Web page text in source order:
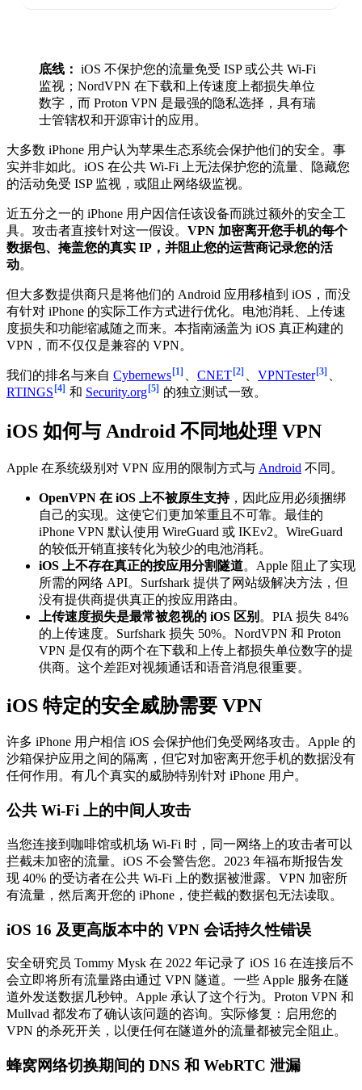
底线： iOS 不保护您的流量免受 ISP 或公共 Wi-Fi
监视；NordVPN 在下载和上传速度上都损失单位
数字，而 Proton VPN 是最强的隐私选择，具有瑞
士管辖权和开源审计的应用。
大多数 iPhone 用户认为苹果生态系统会保护他们的安全。事
实并非如此。iOS 在公共 Wi-Fi 上无法保护您的流量、隐藏您
的活动免受 ISP 监视，或阻止网络级监视。
近五分之一的 iPhone 用户因信任该设备而跳过额外的安全工
具。攻击者直接针对这一假设。 VPN 加密离开您手机的每个
数据包、掩盖您的真实 IP，并阻止您的运营商记录您的活
动。
但大多数提供商只是将他们的 Android 应用移植到 iOS，而没
有针对 iPhone 的实际工作方式进行优化。电池消耗、上传速
度损失和功能缩减随之而来。本指南涵盖为 iOS 真正构建的
VPN，而不仅仅是兼容的 VPN。
我们的排名与来自 Cybernews [1] 、 CNET [2] 、 VPNTester [3] 、
RTINGS [4] 和 Security.org [5] 的独立测试一致。
iOS 如何与 Android 不同地处理 VPN
Apple 在系统级别对 VPN 应用的限制方式与 Android 不同。
OpenVPN 在 iOS 上不被原生支持，因此应用必须捆绑
自己的实现。这使它们更加笨重且不可靠。最佳的
iPhone VPN 默认使用 WireGuard 或 IKEv2。WireGuard
的较低开销直接转化为较少的电池消耗。
iOS 上不存在真正的按应用分割隧道。Apple 阻止了实现
所需的网络 API。Surfshark 提供了网站级解决方法，但
没有提供商提供真正的按应用路由。
上传速度损失是最常被忽视的 iOS 区别 。PIA 损失 84%
的上传速度。Surfshark 损失 50%。NordVPN 和 Proton
VPN 是仅有的两个在下载和上传上都损失单位数字的提
供商。这个差距对视频通话和语音消息很重要。
iOS 特定的安全威胁需要 VPN
许多 iPhone 用户相信 iOS 会保护他们免受网络攻击。Apple 的
沙箱保护应用之间的隔离，但它对加密离开您手机的数据没有
任何作用。有几个真实的威胁特别针对 iPhone 用户。
公共 Wi-Fi 上的中间人攻击
当您连接到咖啡馆或机场 Wi-Fi 时，同一网络上的攻击者可以
拦截未加密的流量。iOS 不会警告您。2023 年福布斯报告发
现 40% 的受访者在公共 Wi-Fi 上的数据被泄露。VPN 加密所
有流量，然后离开您的 iPhone，使拦截的数据包无法读取。
iOS 16 及更高版本中的 VPN 会话持久性错误
安全研究员 Tommy Mysk 在 2022 年记录了 iOS 16 在连接后不
会立即将所有流量路由通过 VPN 隧道。一些 Apple 服务在隧
道外发送数据几秒钟。Apple 承认了这个行为。Proton VPN 和
Mullvad 都发布了确认该问题的咨询。实际修复：启用您的
VPN 的杀死开关，以便任何在隧道外的流量都被完全阻止。
蜂窝网络切换期间的 DNS 和 WebRTC 泄漏